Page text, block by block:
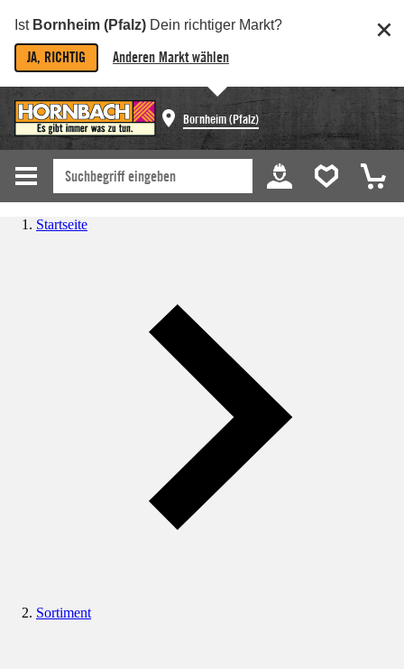
Ist Bornheim (Pfalz) Dein richtiger Markt?
JA, RICHTIG Anderen Markt wählen
Bornheim (Pfalz)
Startseite
Sortiment